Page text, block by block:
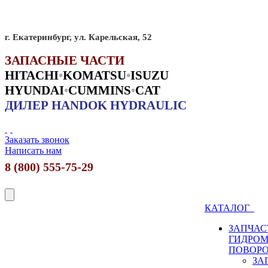
г. Екатеринбург, ул. Карельская, 52
ЗАПАСНЫЕ ЧАСТИ
HITACHI•KOMATSU•ISUZU
HYUNDAI•CUMMINS•CAT
ДИЛЕР HANDOK HYDRAULIC
Заказать звонок
Написать нам
8 (800) 555-75-29
КАТАЛОГ